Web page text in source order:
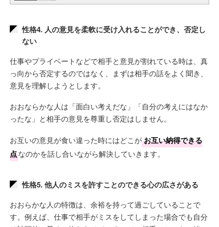
性格4. 人の意見を柔軟に受け入れることができ、否定し
ない
仕事やプライベートなどで相手と意見が割れている時は、真
っ向から否定するのではなく、まずは相手の話をよく聞き、
意見を理解しようとします。
おおならかな人は「面白い考えだな」「自分の考えにはなか
ったな」と相手の意見を尊重し否定はしません。
お互いの意見が食い違った時にはどこがお互い納得できる
点なのかを話し合いながら解決していきます。
性格5. 他人のミスを許すことのできる心の広さがある
おおらかな人の特徴は、余裕を持って過ごしていることで
す。例えば、仕事で相手がミスをしてしまった場合でも自分